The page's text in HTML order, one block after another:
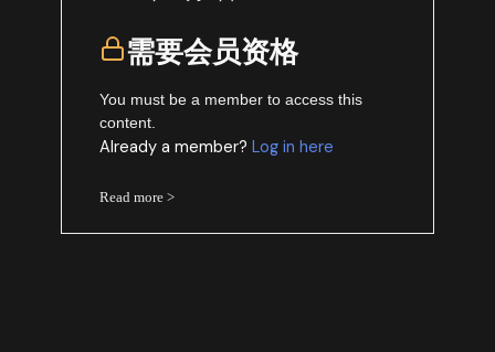
需要会员资格
You must be a member to access this
content.
Already a member?Log in here
Read more >